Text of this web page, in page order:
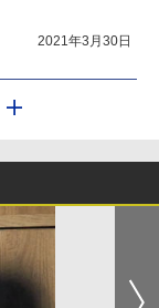
2021年3月30日